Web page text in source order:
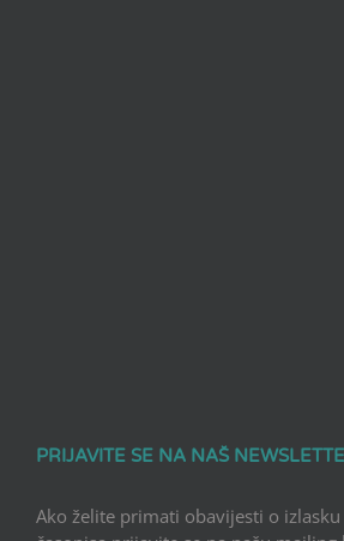
PRIJAVITE SE NA NAŠ
Ako želite primati obavijesti o